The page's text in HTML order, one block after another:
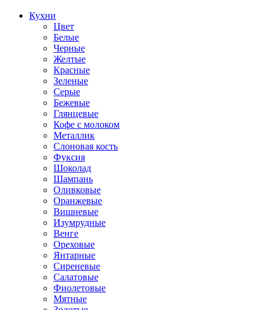
Кухни
Цвет
Белые
Черные
Желтые
Красные
Зеленые
Серые
Бежевые
Глянцевые
Кофе с молоком
Металлик
Слоновая кость
Фуксия
Шоколад
Шампань
Оливковые
Оранжевые
Вишневые
Изумрудные
Венге
Ореховые
Янтарные
Сиреневые
Салатовые
Фиолетовые
Мятные